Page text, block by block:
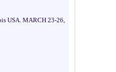
USA. MARCH 23-26,